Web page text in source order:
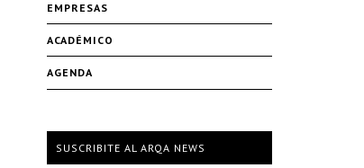
EMPRESAS
ACADÉMICO
AGENDA
SUSCRIBITE AL ARQA NEWS